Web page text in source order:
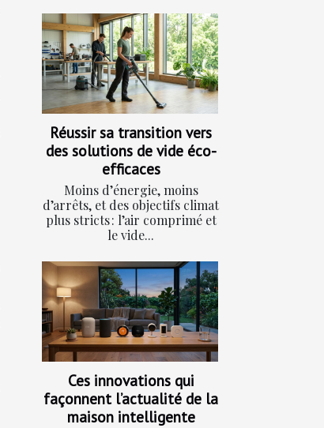
Réussir sa transition vers
des solutions de vide éco-
efficaces
Moins d’énergie, moins
d’arrêts, et des objectifs climat
plus stricts : l’air comprimé et
le vide...
Ces innovations qui
façonnent l’actualité de la
maison intelligente